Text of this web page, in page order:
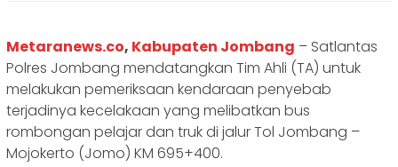
Metaranews.co, Kabupaten Jombang – Satlantas
Polres Jombang mendatangkan Tim Ahli (TA) untuk
melakukan pemeriksaan kendaraan penyebab
terjadinya kecelakaan yang melibatkan bus
rombongan pelajar dan truk di jalur Tol Jombang –
Mojokerto (Jomo) KM 695+400.